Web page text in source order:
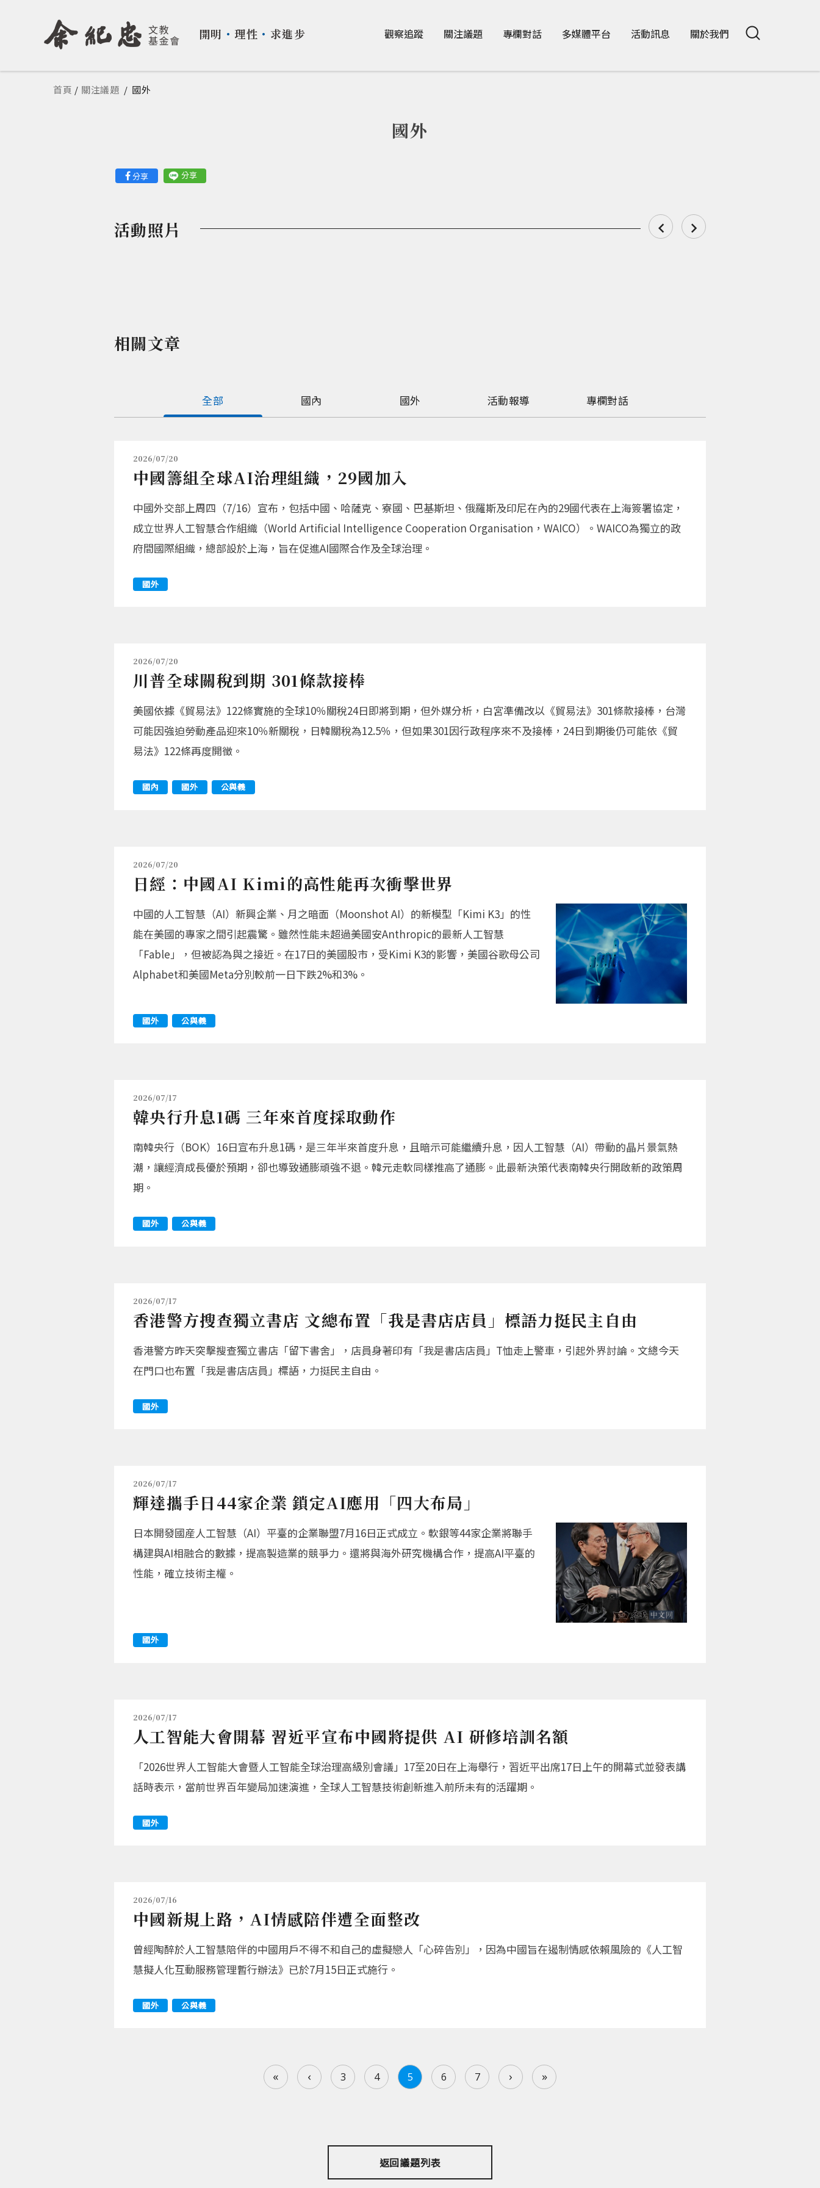
開明 ・ 理性 ・ 求進步 觀察追蹤 關注議題 專欄對話 多媒體平台 活動訊息 關於我們
您在這裡
首頁 / 關注議題 / 國外
國外
分享 分享
活動照片
相關文章
全部 國內 國外 活動報導 專欄對話
2026/07/20
中國籌組全球AI治理組織，29國加入
中國外交部上周四（7/16）宣布，包括中國、哈薩克、寮國、巴基斯坦、俄羅斯及印尼在內的29國代表在上海簽署協定，
成立世界人工智慧合作組織（World Artificial Intelligence Cooperation Organisation，WAICO）。WAICO為獨立的政
府間國際組織，總部設於上海，旨在促進AI國際合作及全球治理。
國外
2026/07/20
川普全球關稅到期 301條款接棒
美國依據《貿易法》122條實施的全球10％關稅24日即將到期，但外媒分析，白宮準備改以《貿易法》301條款接棒，台灣
可能因強迫勞動產品迎來10％新關稅，日韓關稅為12.5％，但如果301因行政程序來不及接棒，24日到期後仍可能依《貿
易法》122條再度開徵。
國內 國外 公與義
2026/07/20
日經：中國AI Kimi的高性能再次衝擊世界
中國的人工智慧（AI）新興企業、月之暗面（Moonshot AI）的新模型「Kimi K3」的性
能在美國的專家之間引起震驚。雖然性能未超過美國安Anthropic的最新人工智慧
「Fable」，但被認為與之接近。在17日的美國股市，受Kimi K3的影響，美國谷歌母公司
Alphabet和美國Meta分別較前一日下跌2%和3%。
國外 公與義
2026/07/17
韓央行升息1碼 三年來首度採取動作
南韓央行（BOK）16日宣布升息1碼，是三年半來首度升息，且暗示可能繼續升息，因人工智慧（AI）帶動的晶片景氣熱
潮，讓經濟成長優於預期，卻也導致通膨頑強不退。韓元走軟同樣推高了通膨。此最新決策代表南韓央行開啟新的政策周
期。
國外 公與義
2026/07/17
香港警方搜查獨立書店 文總布置「我是書店店員」標語力挺民主自由
香港警方昨天突擊搜查獨立書店「留下書舍」，店員身著印有「我是書店店員」T恤走上警車，引起外界討論。文總今天
在門口也布置「我是書店店員」標語，力挺民主自由。
國外
2026/07/17
輝達攜手日44家企業 鎖定AI應用「四大布局」
日本開發國産人工智慧（AI）平臺的企業聯盟7月16日正式成立。軟銀等44家企業將聯手
構建與AI相融合的數據，提高製造業的競爭力。還將與海外研究機構合作，提高AI平臺的
性能，確立技術主權。
國外
2026/07/17
人工智能大會開幕 習近平宣布中國將提供 AI 研修培訓名額
「2026世界人工智能大會暨人工智能全球治理高級別會議」17至20日在上海舉行，習近平出席17日上午的開幕式並發表講
話時表示，當前世界百年變局加速演進，全球人工智慧技術創新進入前所未有的活躍期。
國外
2026/07/16
中國新規上路，AI情感陪伴遭全面整改
曾經陶醉於人工智慧陪伴的中國用戶不得不和自己的虛擬戀人「心碎告別」，因為中國旨在遏制情感依賴風險的《人工智
慧擬人化互動服務管理暫行辦法》已於7月15日正式施行。
國外 公與義
« ‹ 3 4 5 6 7 › »
返回議題列表